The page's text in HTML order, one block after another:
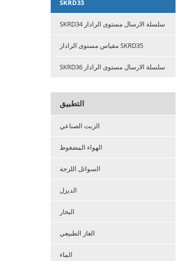
SKRD33
SKRD34 سلسلة الارسال مستوى الرادار
مقياس مستوى الرادار SKRD35
SKRD36 سلسلة الارسال مستوى الرادار
التطبيق
الزيت الصناعي
الهواء المضغوط
السوائل اللزجة
الديزل
البخار
الغاز الطبيعي
الماء